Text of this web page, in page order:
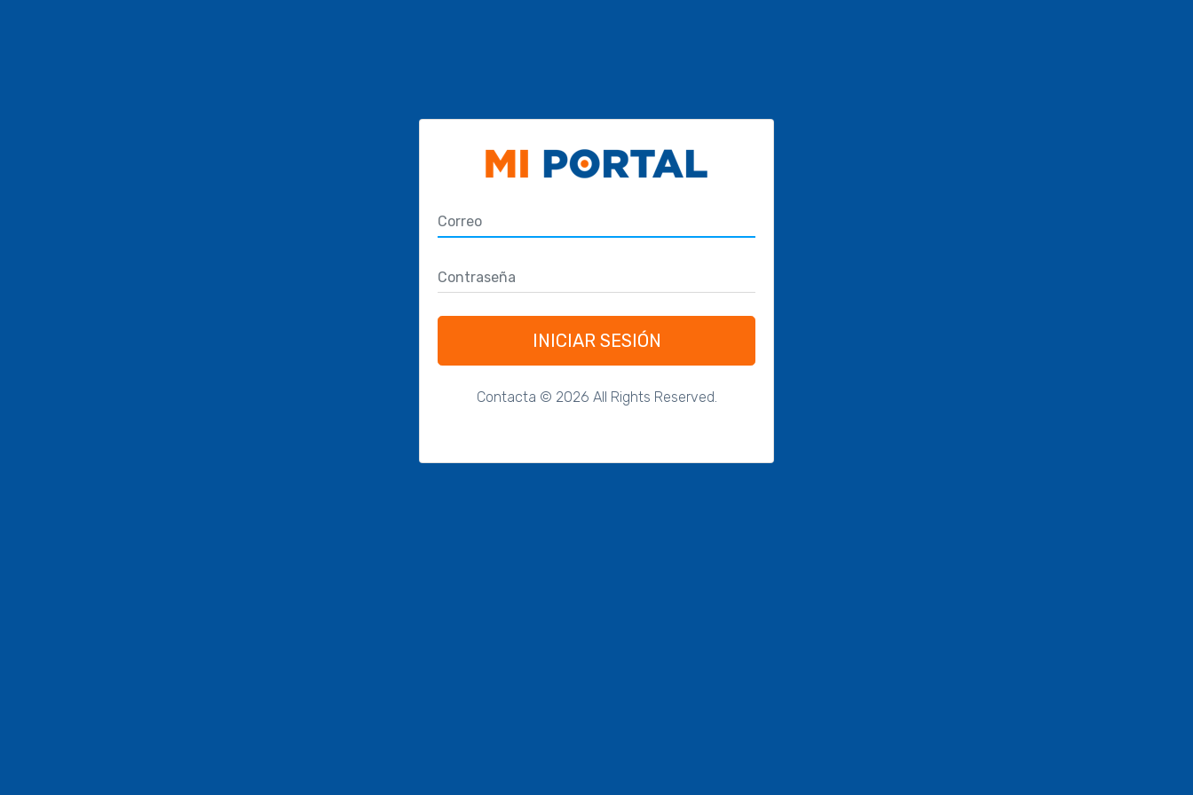
INICIAR SESIÓN
Contacta © 2026 All Rights Reserved.